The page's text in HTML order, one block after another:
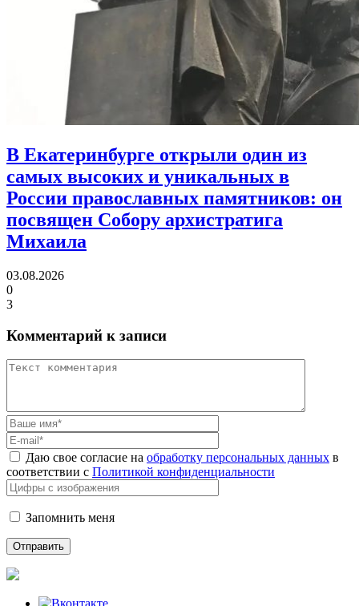
В Екатеринбурге открыли один из
самых высоких и уникальных в
России православных памятников: он
посвящен Собору архистратига
Михаила
03.08.2026
0
3
Комментарий к записи
Даю свое согласие на обработку персональных данных в
соответствии с Политикой конфиденциальности
Запомнить меня